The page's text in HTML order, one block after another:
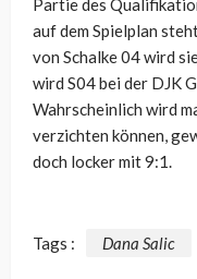
Partie des
auf dem Spielplan
von Schalke 04 wird
wird S04 bei der DJK
Wahrscheinlich wird
verzichten können,
doch locker mit 9:1.
Tags : Dana Salic